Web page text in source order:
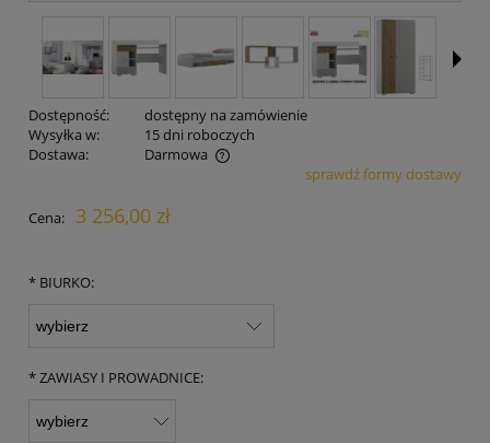
Dostępność:
dostępny na zamówienie
Wysyłka w:
15 dni roboczych
Dostawa:
Darmowa
Cena nie zawiera ewentualnych kosztów płatnościsprawdź formy dostawy
Cena: 3 256,00 zł
* BIURKO:
*ZAWIASY I PROWADNICE: